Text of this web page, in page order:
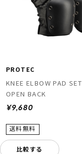
PROTEC
KNEE ELBOW PAD SET
OPEN BACK
¥9,680
比較する